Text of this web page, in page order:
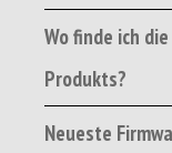
Wo finde ich
Produkts?
Neueste